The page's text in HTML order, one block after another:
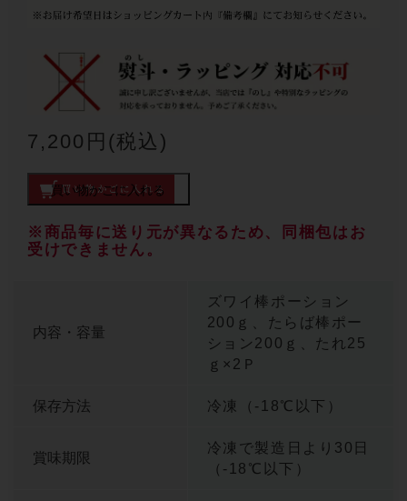
7,200円(税込)
買い物かごに入れる
※商品毎に送り元が異なるため、同梱包はお
受けできません。
内容・容量
ズワイ棒ポーション
200ｇ、たらば棒ポー
ション200ｇ、たれ25
ｇ×2Ｐ
保存方法 冷凍（-18℃以下）
賞味期限
冷凍で製造日より30日
（-18℃以下）